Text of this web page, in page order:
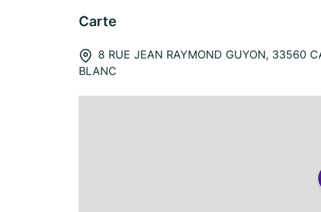
Carte
8 RUE JEAN RAYMOND GUYON, 33560
BLANC